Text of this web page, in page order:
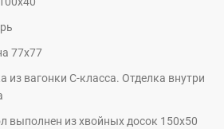
77х77
из вагонки С-класса. Отделка внутри
выполнен из хвойных досок 150х50